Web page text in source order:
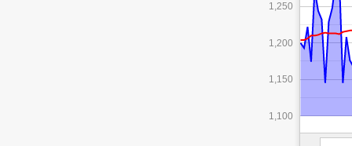
1,100
1,150
1,200
1,250